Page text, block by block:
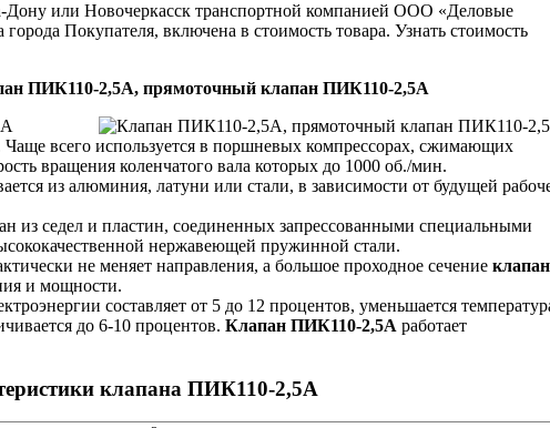
Дону или Новочеркасск транспортной компанией ООО «Деловые
Покупателя, включена в стоимость товара. Узнать стоимость
ПИК110-2,5А, прямоточный клапан ПИК110-2,5А
всего используется в поршневых компрессорах, сжимающих
вращения коленчатого вала которых до 1000 об./мин.
из алюминия, латуни или стали, в зависимости от будущей
из седел и пластин, соединенных запрессованными специальными
нержавеющей пружинной стали.
не меняет направления, а большое проходное сечение
и мощности.
составляет от 5 до 12 процентов, уменьшается
до 6-10 процентов. Клапан ПИК110-2,5А работает
клапана ПИК110-2,5А